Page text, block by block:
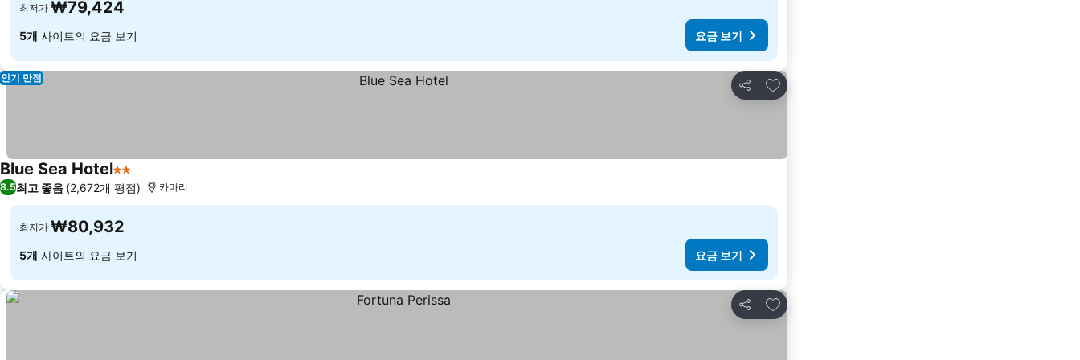
최저가 ₩79,424
5개 사이트의 요금 보기 요금 보기
공유
즐겨찾기에 추가
인기 만점
Blue Sea Hotel2 성급
8.5최고 좋음 (2,672개 평점) 카마리
최저가 ₩80,932
5개 사이트의 요금 보기 요금 보기
공유
즐겨찾기에 추가